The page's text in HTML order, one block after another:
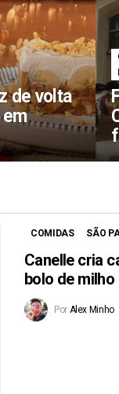
de volta
COMIDAS SÃO
Canelle cria
bolo de milho
Por Alex Minho